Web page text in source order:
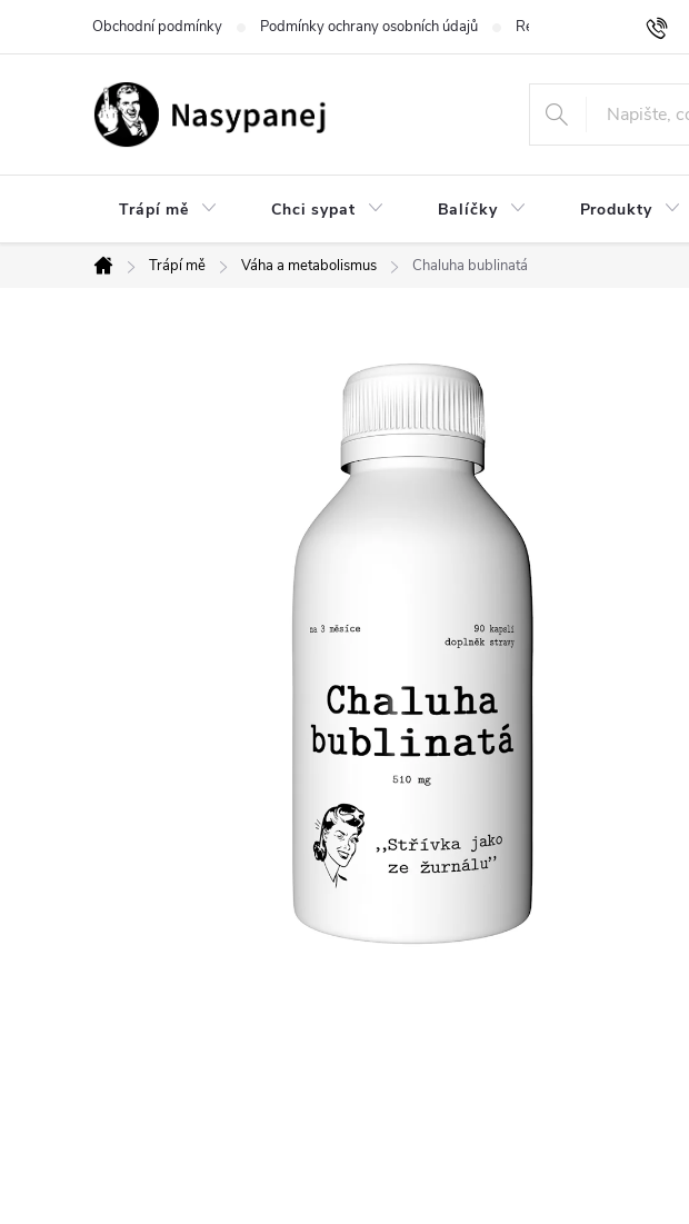
Obchodní podmínky Podmínky ochrany osobních údajů Reklamace a vrácení
Trápí mě Chci sypat Balíčky Produkty
Domů
Trápí mě Váha a metabolismus Chaluha bublinatá